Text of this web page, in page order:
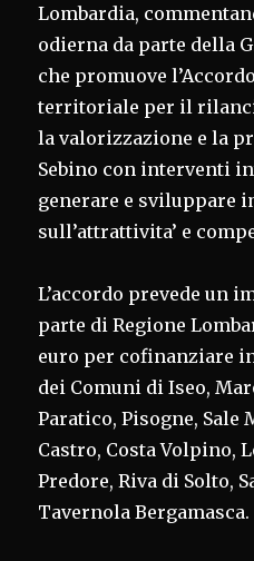
Lombardia,
odierna da parte della
che promuove
territoriale per il
la valorizzazione e la
Sebino con interventi
generare e sviluppare
sull’attrattivita’ e
L’accordo prevede un
parte di Regione
euro per cofinanziare
dei Comuni di Iseo,
Paratico, Pisogne, Sale
Castro, Costa Volpino,
Predore, Riva di Solto,
Tavernola Bergamasca.